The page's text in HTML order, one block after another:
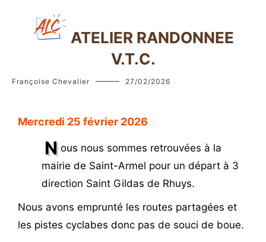
ATELIER RANDONNEE
V.T.C.
Françoise Chevalier 27/02/2026
Mercredi 25 février 2026
N ous nous sommes retrouvées à la
mairie de Saint-Armel pour un départ à 3
direction Saint Gildas de Rhuys.
Nous avons emprunté les routes partagées et
les pistes cyclabes donc pas de souci de boue.